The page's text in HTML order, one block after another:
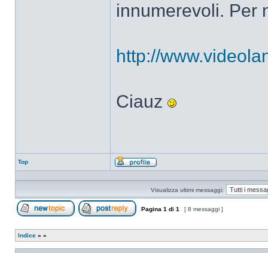
innumerevoli. Per
http://
Ciauz
Top
Profilo
Visualizza ultimi messaggi:
Pagina 1 di 1 [ 8 messaggi ]
Indice » »